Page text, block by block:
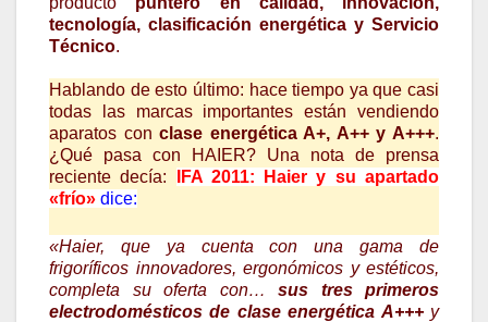
tecnología, clasificación energética y Servicio
Técnico.
Hablando de esto último: hace tiempo ya que casi
todas las marcas importantes están vendiendo
aparatos conclase energética A­+, A++ y A+++.
¿Qué pasa con HAIER? Una nota de prensa
reciente decía:
IFA 2011: Haier y su apartado
«frío» dice:
«Haier, que ya cuenta con una gama de
frigoríficos innovadores, ergonómicos y estéticos,
completa su oferta con… sus tres primeros
electrodomésticos de clase energética A+++y